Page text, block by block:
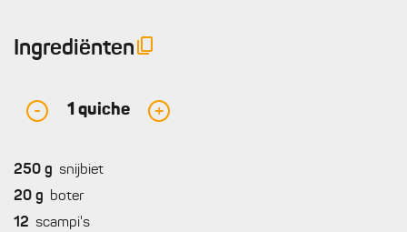
Ingrediënten
- 1 quiche +
250 g snijbiet
20 g boter
12 scampi's